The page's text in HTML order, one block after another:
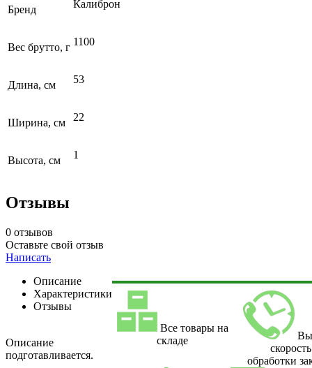
Бренд Калиброн
Вес брутто, г 1100
Длина, см 53
Ширина, см 22
Высота, см 1
Отзывы
0 отзывов
Оставьте свой отзыв
Написать
Описание
Характеристики
Отзывы
Описание
подготавливается.
Все товары на
складе
скорость
обработки